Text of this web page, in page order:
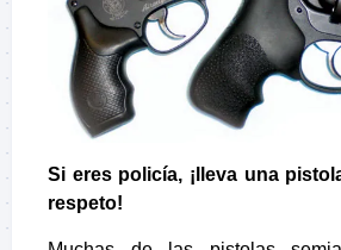
Si eres policía, ¡lleva una
respeto!